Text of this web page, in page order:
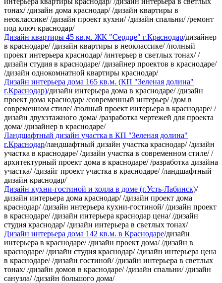
тонах/ /дизайн дома краснодар/ /дизайн квартиры в
неоклассике/ /дизайн проект кухни/ /дизайн спальни/ /ремонт
под ключ краснодар/
Дизайн квартиры 45 кв.м. ЖК "Сердце" г.Краснодар/дизайнер
в краснодаре/ /дизайн квартиры в неоклассике/ /полный
проект интерьера краснодар/ /интерьер в светлых тонах/ /
дизайн студия в краснодаре/ /дизайнер проектов в краснодаре/
/дизайн однокомнатной квартиры краснодар/
Дизайн интерьера дома 165 кв.м. (КП "Зеленая долина"
г.Краснодар)/дизайн интерьера дома в краснодаре/ /дизайн
проект дома краснодар/ /современный интерьер/ /дом в
современном стиле/ /полный проект интерьера в краснодаре/ /
дизайн двухэтажного дома/ /разработка чертежей для проекта
дома/ /дизайнер в краснодаре/
Ландшафтный дизайн участка в КП "Зеленая долина"
г.Краснодар/ландшафтный дизайн участка краснодар/ /дизайн
участка в краснодаре/ /дизайн участка в современном стиле/ /
архитектурный проект дома в краснодаре/ /разработка дизайна
участка/ /дизайг проект участка в краснодаре/ /ландшафтный
дизайн краснодар/
Дизайн кухни-гостиной и холла в доме (г.Усть-Лабинск)/
дизайн интерьера дома краснодар/ /дизайн проект дома
краснодар/ /дизайн интерьера кухни-гостиной/ /дизайн проект
в краснодаре/ /дизайн интерьера краснодар цена/ /дизайн
студия краснодар/ /дизайн интерьера в светлых тонах/
Дизайн интерьера дома 142 кв.м. в Краснодаре/дизайн
интерьера в краснодаре/ /дизайн проект дома/ /дизайн в
краснодаре/ /дизайн студия краснодар/ /дизайн интерьера цена
в краснодаре/ /дизайн гостиной/ /дизайн интерьера в светлых
тонах/ /дизайн домов в краснодаре/ /дизайн спальни/ /дизайн
санузла/ /дизайн большого дома/